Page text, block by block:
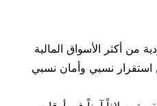
من أكثر الأسواق المالية
استقرار نسبي وأمان نسبي